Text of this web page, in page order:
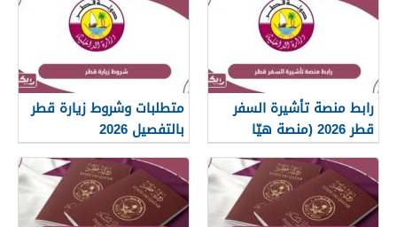
رابط منصة تأشيرة السفر
قطر 2026 (منصة هيّا
الإلكترونية)
متطلبات وشروط زيارة قطر
بالتفصيل 2026